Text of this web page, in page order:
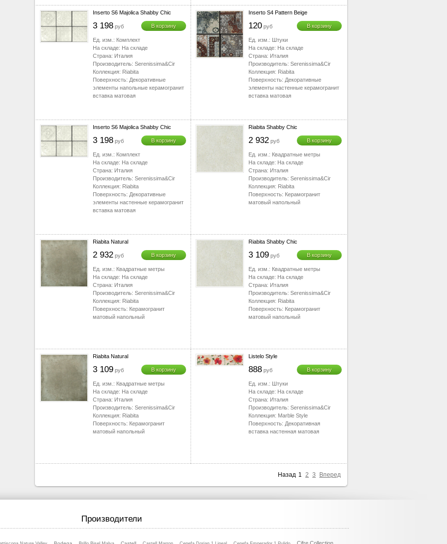
Inserto S6 Majolica Shabby Chic
3 198 руб В корзину
Ед. изм.: Комплект
На складе: На складе
Страна: Италия
Производитель: Serenissima&Cir
Коллекция: Riabita
Поверхность: Декоративные
элементы напольные керамогранит
вставка матовая
Inserto S4 Pattern Beige
120 руб В корзину
Ед. изм.: Штуки
На складе: На складе
Страна: Италия
Производитель: Serenissima&Cir
Коллекция: Riabita
Поверхность: Декоративные
элементы настенные керамогранит
вставка матовая
Inserto S6 Majolica Shabby Chic
3 198 руб В корзину
Ед. изм.: Комплект
На складе: На складе
Страна: Италия
Производитель: Serenissima&Cir
Коллекция: Riabita
Поверхность: Декоративные
элементы настенные керамогранит
вставка матовая
Riabita Shabby Chic
2 932 руб В корзину
Ед. изм.: Квадратные метры
На складе: На складе
Страна: Италия
Производитель: Serenissima&Cir
Коллекция: Riabita
Поверхность: Керамогранит
матовый напольный
Riabita Natural
2 932 руб В корзину
Ед. изм.: Квадратные метры
На складе: На складе
Страна: Италия
Производитель: Serenissima&Cir
Коллекция: Riabita
Поверхность: Керамогранит
матовый напольный
Riabita Shabby Chic
3 109 руб В корзину
Ед. изм.: Квадратные метры
На складе: На складе
Страна: Италия
Производитель: Serenissima&Cir
Коллекция: Riabita
Поверхность: Керамогранит
матовый напольный
Riabita Natural
3 109 руб В корзину
Ед. изм.: Квадратные метры
На складе: На складе
Страна: Италия
Производитель: Serenissima&Cir
Коллекция: Riabita
Поверхность: Керамогранит
матовый напольный
Listelo Style
888 руб В корзину
Ед. изм.: Штуки
На складе: На складе
Страна: Италия
Производитель: Serenissima&Cir
Коллекция: Marble Style
Поверхность: Декоративная
вставка настенная матовая
Назад 1 2 3 Вперед
Производители